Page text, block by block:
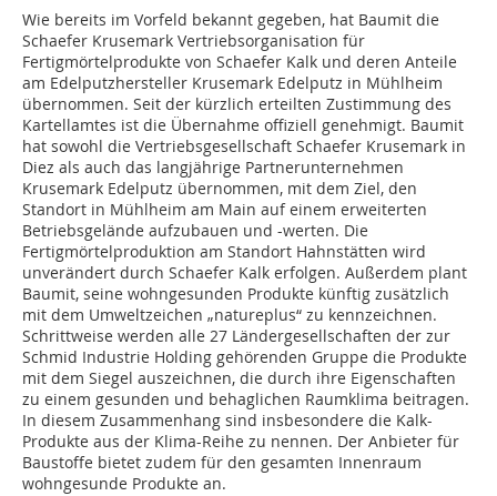
Wie bereits im Vorfeld bekannt gegeben, hat Baumit die
Schaefer Krusemark Vertriebsorganisation für
Fertigmörtelprodukte von Schaefer Kalk und deren Anteile
am Edelputzhersteller Krusemark Edelputz in Mühlheim
übernommen. Seit der kürzlich erteilten Zustimmung des
Kartellamtes ist die Übernahme offiziell genehmigt. Baumit
hat sowohl die Vertriebsgesellschaft Schaefer Krusemark in
Diez als auch das langjährige Partnerunternehmen
Krusemark Edelputz übernommen, mit dem Ziel, den
Standort in Mühlheim am Main auf einem erweiterten
Betriebsgelände aufzubauen und -werten. Die
Fertigmörtelproduktion am Standort Hahnstätten wird
unverändert durch Schaefer Kalk erfolgen. Außerdem plant
Baumit, seine wohngesunden Produkte künftig zusätzlich
mit dem Umweltzeichen „natureplus“ zu kennzeichnen.
Schrittweise werden alle 27 Ländergesellschaften der zur
Schmid Industrie Holding gehörenden Gruppe die Produkte
mit dem Siegel auszeichnen, die durch ihre Eigenschaften
zu einem gesunden und behaglichen Raumklima beitragen.
In diesem Zusammenhang sind insbesondere die Kalk-
Produkte aus der Klima-Reihe zu nennen. Der Anbieter für
Baustoffe bietet zudem für den gesamten Innenraum
wohngesunde Produkte an.